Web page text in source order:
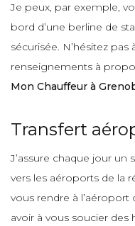
Je peux, par exemple,
bord d’une berline de
sécurisée. N’hésitez
renseignements à
Mon Chauffeur à
Transfert
J’assure chaque jour un
vers les aéroports de la
vous rendre à l’aéroport
avoir à vous soucier des